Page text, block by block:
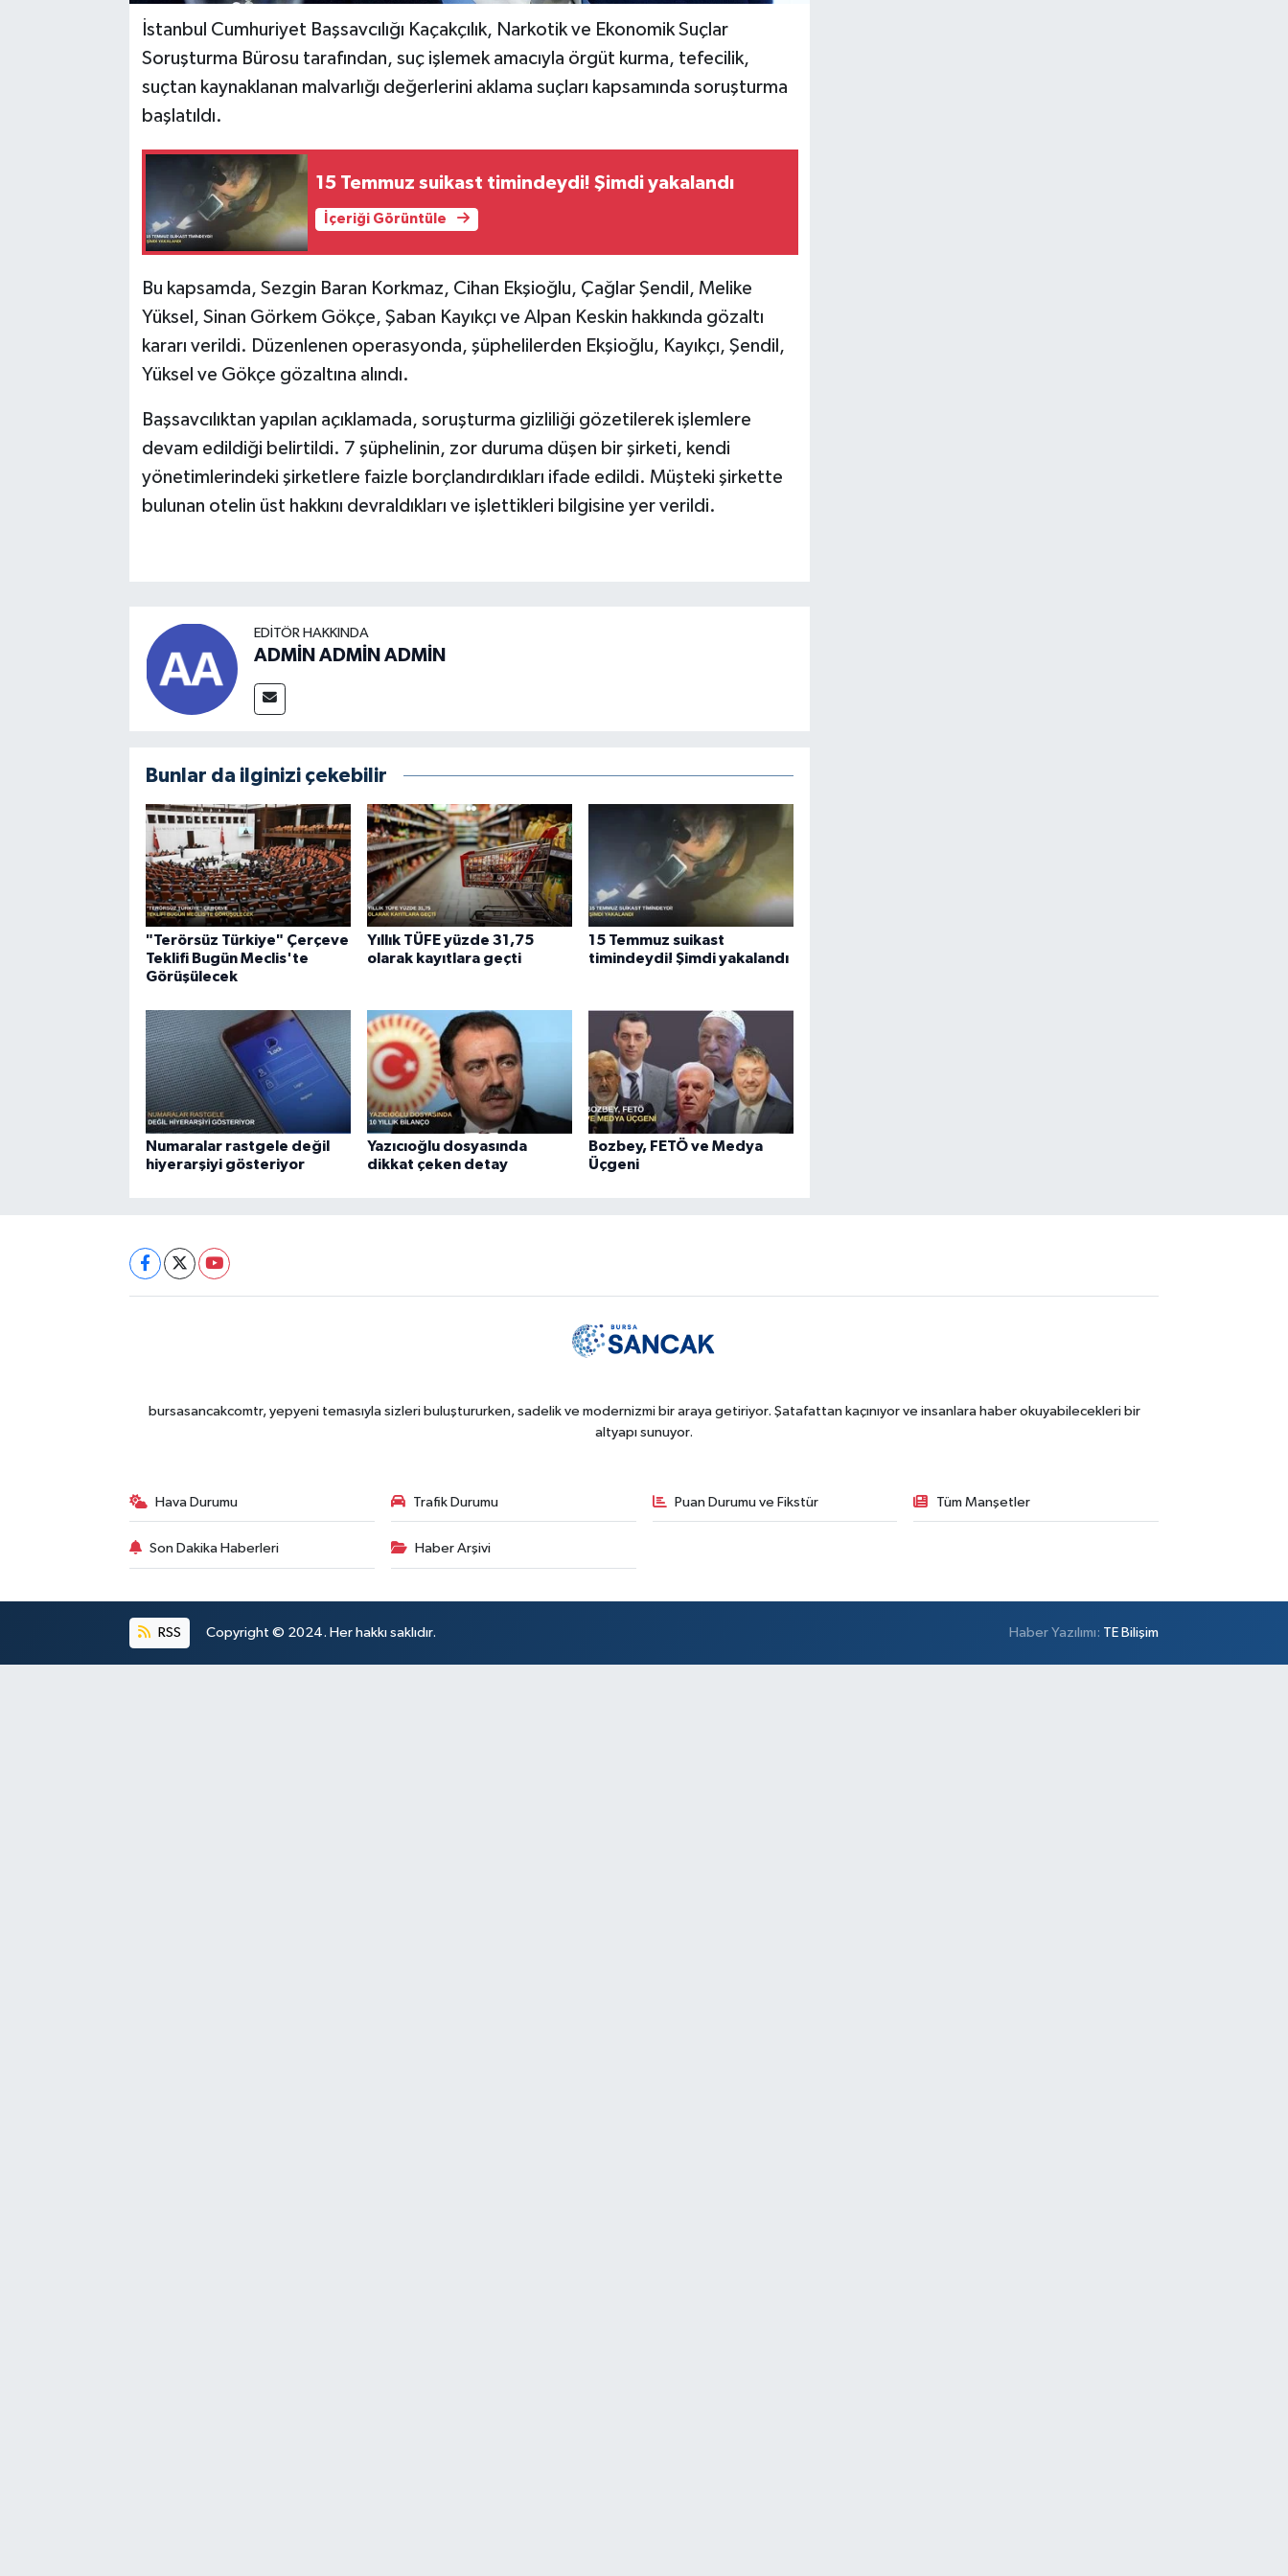
İstanbul Cumhuriyet Başsavcılığı Kaçakçılık, Narkotik ve Ekonomik Suçlar
Soruşturma Bürosu tarafından, suç işlemek amacıyla örgüt kurma, tefecilik,
suçtan kaynaklanan malvarlığı değerlerini aklama suçları kapsamında soruşturma
başlatıldı.
15 Temmuz suikast timindeydi! Şimdi yakalandı
İçeriği Görüntüle
Bu kapsamda, Sezgin Baran Korkmaz, Cihan Ekşioğlu, Çağlar Şendil, Melike
Yüksel, Sinan Görkem Gökçe, Şaban Kayıkçı ve Alpan Keskin hakkında gözaltı
kararı verildi. Düzenlenen operasyonda, şüphelilerden Ekşioğlu, Kayıkçı, Şendil,
Yüksel ve Gökçe gözaltına alındı.
Başsavcılıktan yapılan açıklamada, soruşturma gizliliği gözetilerek işlemlere
devam edildiği belirtildi. 7 şüphelinin, zor duruma düşen bir şirketi, kendi
yönetimlerindeki şirketlere faizle borçlandırdıkları ifade edildi. Müşteki şirkette
bulunan otelin üst hakkını devraldıkları ve işlettikleri bilgisine yer verildi.
EDITÖR HAKKINDA
ADMİN ADMİN ADMİN
Bunlar da ilginizi çekebilir
"Terörsüz Türkiye" Çerçeve
Teklifi Bugün Meclis'te
Görüşülecek
Yıllık TÜFE yüzde 31,75
olarak kayıtlara geçti
15 Temmuz suikast
timindeydi! Şimdi yakalandı
Numaralar rastgele değil
hiyerarşiyi gösteriyor
Yazıcıoğlu dosyasında
dikkat çeken detay
Bozbey, FETÖ ve Medya
Üçgeni
bursasancakcomtr, yepyeni temasıyla sizleri buluştururken, sadelik ve modernizmi bir araya getiriyor. Şatafattan kaçınıyor ve insanlara haber okuyabilecekleri bir
altyapı sunuyor.
Hava Durumu Trafik Durumu Puan Durumu ve Fikstür Tüm Manşetler
Son Dakika Haberleri Haber Arşivi
RSS Copyright © 2024. Her hakkı saklıdır. Haber Yazılımı: TE Bilişim